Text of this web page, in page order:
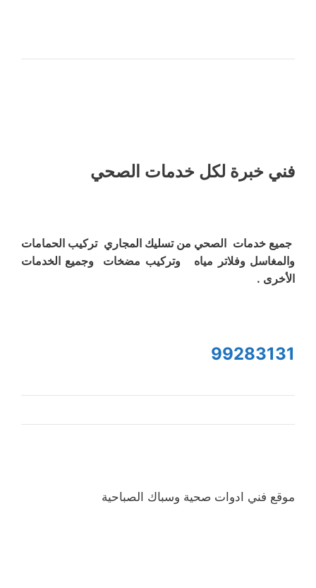
فني خبرة لكل خدمات الصحي
جميع خدمات الصحي من تسليك المجاري تركيب الحمامات
والمغاسل وفلاتر مياه وتركيب مضخات وجميع الخدمات
الأخرى .
99283131
موقع فني ادوات صحية وسباك الصباحية